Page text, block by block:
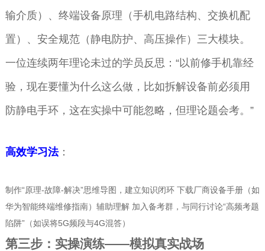
输介质）、终端设备原理（手机电路结构、交换机配
置）、安全规范（静电防护、高压操作）三大模块。
一位连续两年理论未过的学员反思：“以前修手机靠经
验，现在要懂为什么这么做，比如拆解设备前必须用
防静电手环，这在实操中可能忽略，但理论题会考。”
高效学习法：
制作“原理-故障-解决”思维导图，建立知识闭环 下载厂商设备手册（如
华为智能终端维修指南）辅助理解 加入备考群，与同行讨论“高频考题
陷阱”（如误将5G频段与4G混答）
第三步：实操演练——模拟真实战场